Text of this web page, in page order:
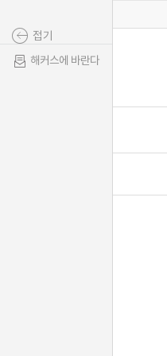
접기
해커스에 바란다